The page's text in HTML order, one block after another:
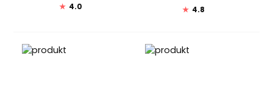
★ 4.0 ★ 4.8